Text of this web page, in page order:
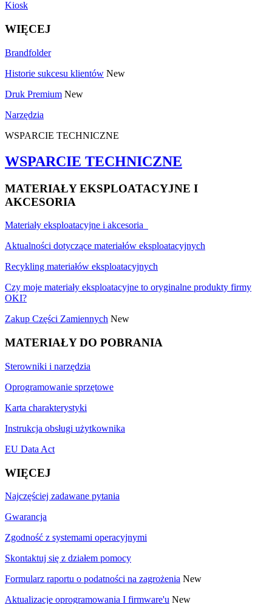
Kiosk
WIĘCEJ
Brandfolder
Historie sukcesu klientów New
Druk Premium New
Narzędzia
WSPARCIE TECHNICZNE
WSPARCIE TECHNICZNE
MATERIAŁY EKSPLOATACYJNE I
AKCESORIA
Materiały eksploatacyjne i akcesoria
Aktualności dotyczące materiałów eksploatacyjnych
Recykling materiałów eksploatacyjnych
Czy moje materiały eksploatacyjne to oryginalne produkty firmy
OKI?
Zakup Części Zamiennych New
MATERIAŁY DO POBRANIA
Sterowniki i narzędzia
Oprogramowanie sprzętowe
Karta charakterystyki
Instrukcja obsługi użytkownika
EU Data Act
WIĘCEJ
Najczęściej zadawane pytania
Gwarancja
Zgodność z systemami operacyjnymi
Skontaktuj się z działem pomocy
Formularz raportu o podatności na zagrożenia New
Aktualizacje oprogramowania I firmware'u New